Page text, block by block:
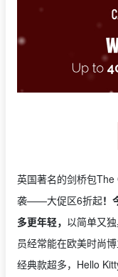
英国著名的剑桥包
袭——大促区6折起！
多更年轻， 以简单又
员经常能在欧美时尚
经典款超多，Hello